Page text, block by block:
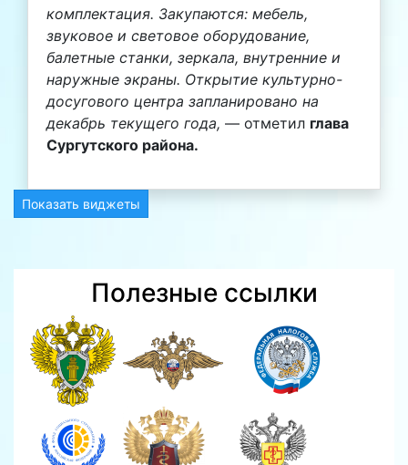
комплектация. Закупаются: мебель,
звуковое и световое оборудование,
балетные станки, зеркала, внутренние и
наружные экраны. Открытие культурно-
досугового центра запланировано на
декабрь текущего года, — отметил глава
Сургутского района.
Показать виджеты
Полезные ссылки